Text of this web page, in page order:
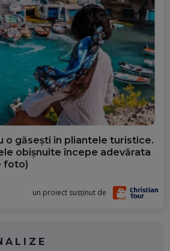
o găsești în pliantele turistice.
obișnuite începe adevărata
foto)
un proiect susținut de